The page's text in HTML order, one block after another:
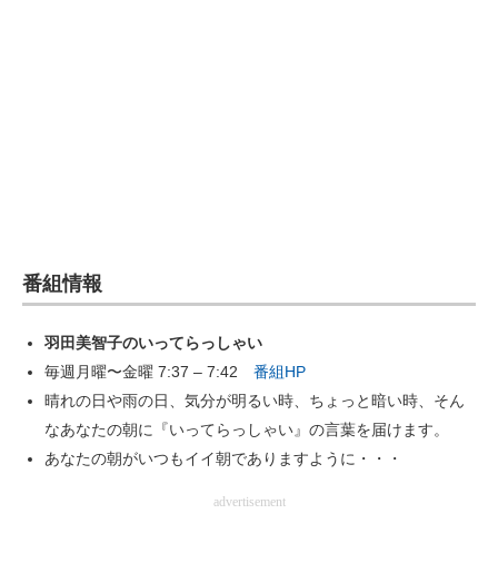
番組情報
羽田美智子のいってらっしゃい
毎週月曜〜金曜 7:37 – 7:42 番組HP
晴れの日や雨の日、気分が明るい時、ちょっと暗い時、そん
なあなたの朝に『いってらっしゃい』の言葉を届けます。
あなたの朝がいつもイイ朝でありますように・・・
advertisement